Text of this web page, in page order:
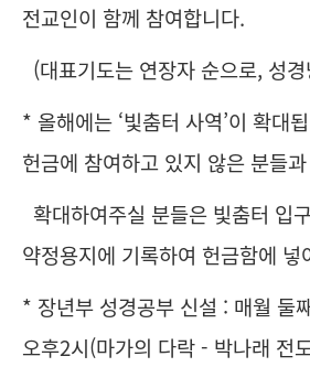
전교인이 함께 참여합니다.
(대표기도는 연장자 순으로, 성
* 올해에는 ‘빛춤터 사역’이 확대
헌금에 참여하고 있지 않은 분들
확대하여주실 분들은 빛춤터 입
약정용지에 기록하여 헌금함에 넣
* 장년부 성경공부 신설 : 매월 둘
오후2시(마가의 다락 - 박나래 전